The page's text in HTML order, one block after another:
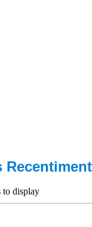
to display